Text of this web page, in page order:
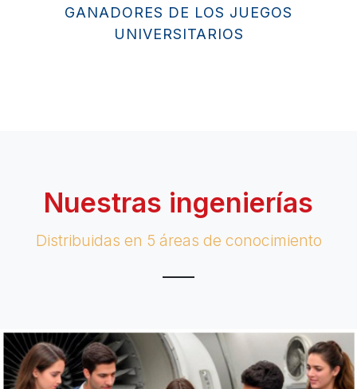
GANADORES DE LOS JUEGOS
UNIVERSITARIOS
Nuestras ingenierías
Distribuidas en 5 áreas de conocimiento